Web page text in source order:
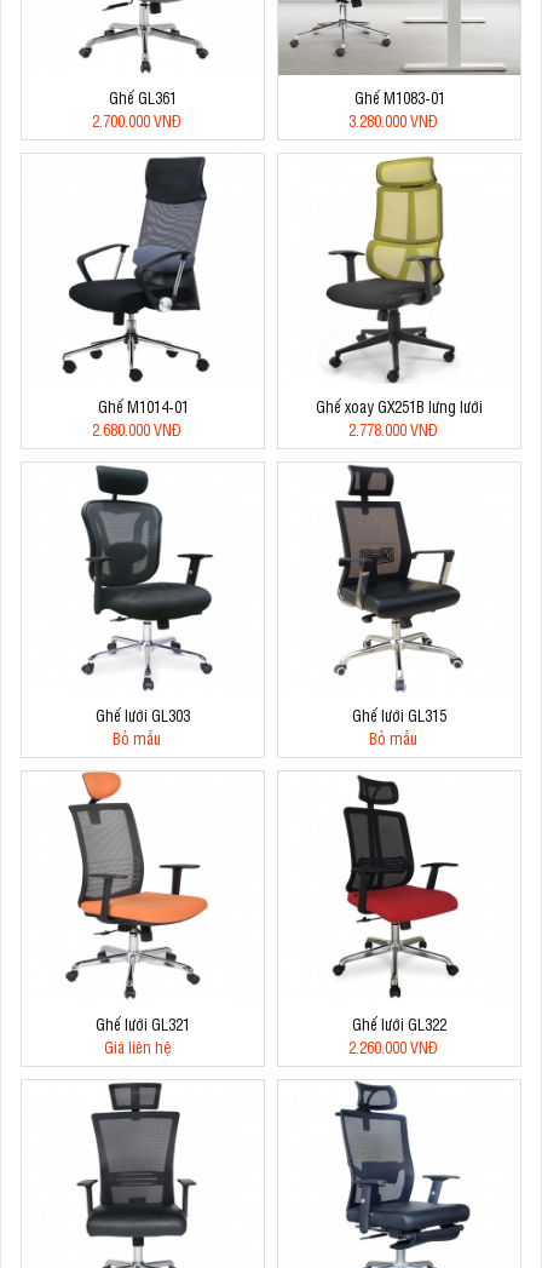
Ghế GL361
2.700.000 VNĐ
Ghế M1083-01
3.280.000 VNĐ
Ghế M1014-01
2.680.000 VNĐ
Ghế xoay GX251B lưng lưới
2.778.000 VNĐ
Ghế lưới GL303
Bỏ mẫu
Ghế lưới GL315
Bỏ mẫu
Ghế lưới GL321
Giá liên hệ
Ghế lưới GL322
2.260.000 VNĐ